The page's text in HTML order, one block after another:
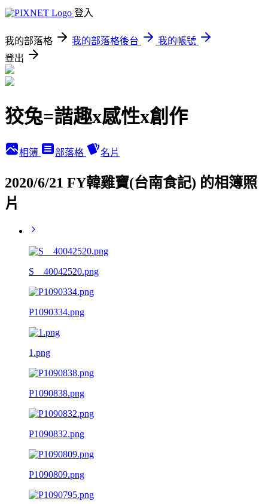
登入
我的部落格 我的部落格後台
我的帳號
登出
狡兔=諧趣x感性x創作
相簿 部落格 名片
2020/6/21 FY韓雞寶(台南食記) 的相簿照
片
S__40042520.png
P1090334.png
1.png
P1090838.png
P1090832.png
P1090809.png